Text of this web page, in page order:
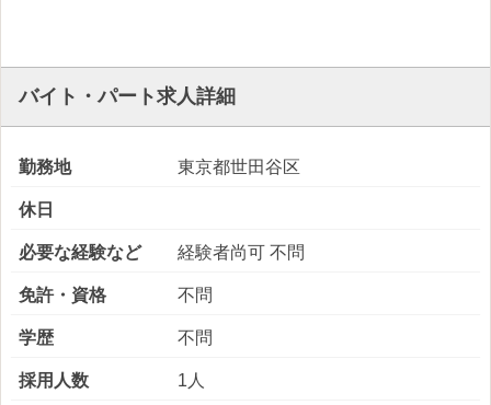
バイト・パート求人詳細
勤務地 東京都世田谷区
休日
必要な経験など 経験者尚可 不問
免許・資格 不問
学歴 不問
採用人数 1人